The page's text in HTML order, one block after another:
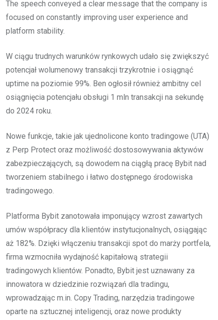
The speech conveyed a clear message that the company is
focused on constantly improving user experience and
platform stability.
W ciągu trudnych warunków rynkowych udało się zwiększyć
potencjał wolumenowy transakcji trzykrotnie i osiągnąć
uptime na poziomie 99%. Ben ogłosił również ambitny cel
osiągnięcia potencjału obsługi 1 mln transakcji na sekundę
do 2024 roku.
Nowe funkcje, takie jak ujednolicone konto tradingowe (UTA)
z Perp Protect oraz możliwość dostosowywania aktywów
zabezpieczających, są dowodem na ciągłą pracę Bybit nad
tworzeniem stabilnego i łatwo dostępnego środowiska
tradingowego.
Platforma Bybit zanotowała imponujący wzrost zawartych
umów współpracy dla klientów instytucjonalnych, osiągając
aż 182%. Dzięki włączeniu transakcji spot do marży portfela,
firma wzmocniła wydajność kapitałową strategii
tradingowych klientów. Ponadto, Bybit jest uznawany za
innowatora w dziedzinie rozwiązań dla tradingu,
wprowadzając m.in. Copy Trading, narzędzia tradingowe
oparte na sztucznej inteligencji, oraz nowe produkty